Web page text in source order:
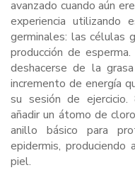
avanzado cuando aún
experiencia utilizando
germinales: las células
producción de
deshacerse de la
incremento de energía
su sesión de
añadir un átomo de
anillo básico para
epidermis,
piel.